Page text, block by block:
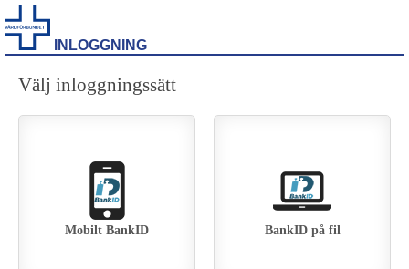
INLOGGNING
Välj inloggningssätt
Mobilt BankID BankID på fil